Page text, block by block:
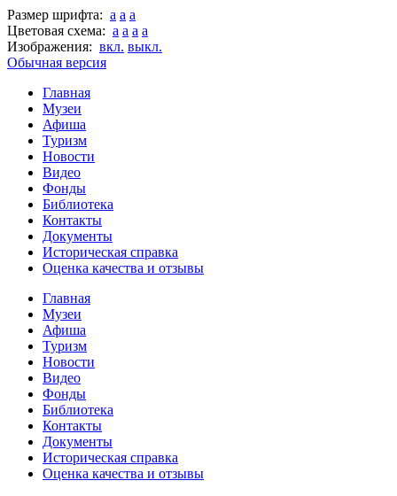
Размер шрифта: a a a
Цветовая схема: a a a a
Изображения: вкл. выкл.
Обычная версия
Главная
Музеи
Афиша
Туризм
Новости
Видео
Фонды
Библиотека
Контакты
Документы
Историческая справка
Оценка качества и отзывы
Главная
Музеи
Афиша
Туризм
Новости
Видео
Фонды
Библиотека
Контакты
Документы
Историческая справка
Оценка качества и отзывы